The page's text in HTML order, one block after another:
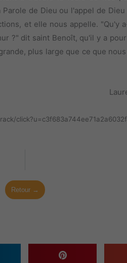
de Dieu ou l'appel de
et elle nous appelle. "Qu'y
?" dit saint Benoît, qu'il y a
plus large que ce que
Retour →